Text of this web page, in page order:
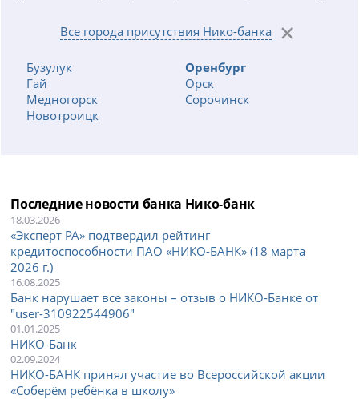
Все города присутствия Нико-банка
Бузулук
Гай
Медногорск
Новотроицк
Оренбург
Орск
Сорочинск
Последние новости банка Нико-банк
18.03.2026
«Эксперт РА» подтвердил рейтинг
кредитоспособности ПАО «НИКО-БАНК» (18 марта
2026 г.)
16.08.2025
Банк нарушает все законы – отзыв о НИКО-Банке от
"user-310922544906"
01.01.2025
НИКО-Банк
02.09.2024
НИКО-БАНК принял участие во Всероссийской акции
«Соберём ребёнка в школу»